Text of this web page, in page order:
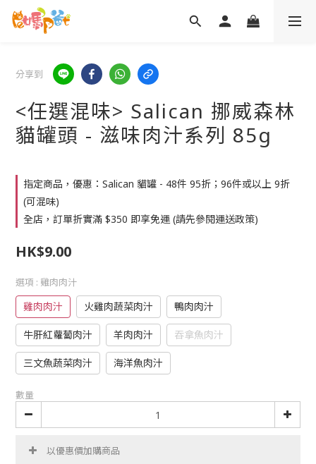
分享到
<任選混味> Salican 挪威森林
貓罐頭 - 滋味肉汁系列 85g
指定商品，優惠：Salican 貓罐 - 48件 95折；96件或以上 9折
(可混味)
全店，訂單折實滿 $350 即享免運 (請先參閱運送政策)
HK$9.00
選項 : 雞肉肉汁
雞肉肉汁 火雞肉蔬菜肉汁 鴨肉肉汁
牛肝紅蘿蔔肉汁 羊肉肉汁 吞拿魚肉汁
三文魚蔬菜肉汁 海洋魚肉汁
數量
以優惠價加購商品